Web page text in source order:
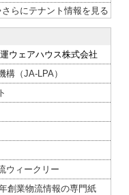
さらにテナント情報を見る
ウェアハウス株式会社
構（JA-LPA）
ウィークリー
創業物流情報の専門紙